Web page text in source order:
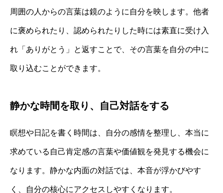
周囲の人からの言葉は鏡のように自分を映します。他者
に褒められたり、認められたりした時には素直に受け入
れ「ありがとう」と返すことで、その言葉を自分の中に
取り込むことができます。
静かな時間を取り、自己対話をする
瞑想や日記を書く時間は、自分の感情を整理し、本当に
求めている自己肯定感の言葉や価値観を発見する機会に
なります。静かな内面の対話では、本音が浮かびやす
く、自分の核心にアクセスしやすくなります。